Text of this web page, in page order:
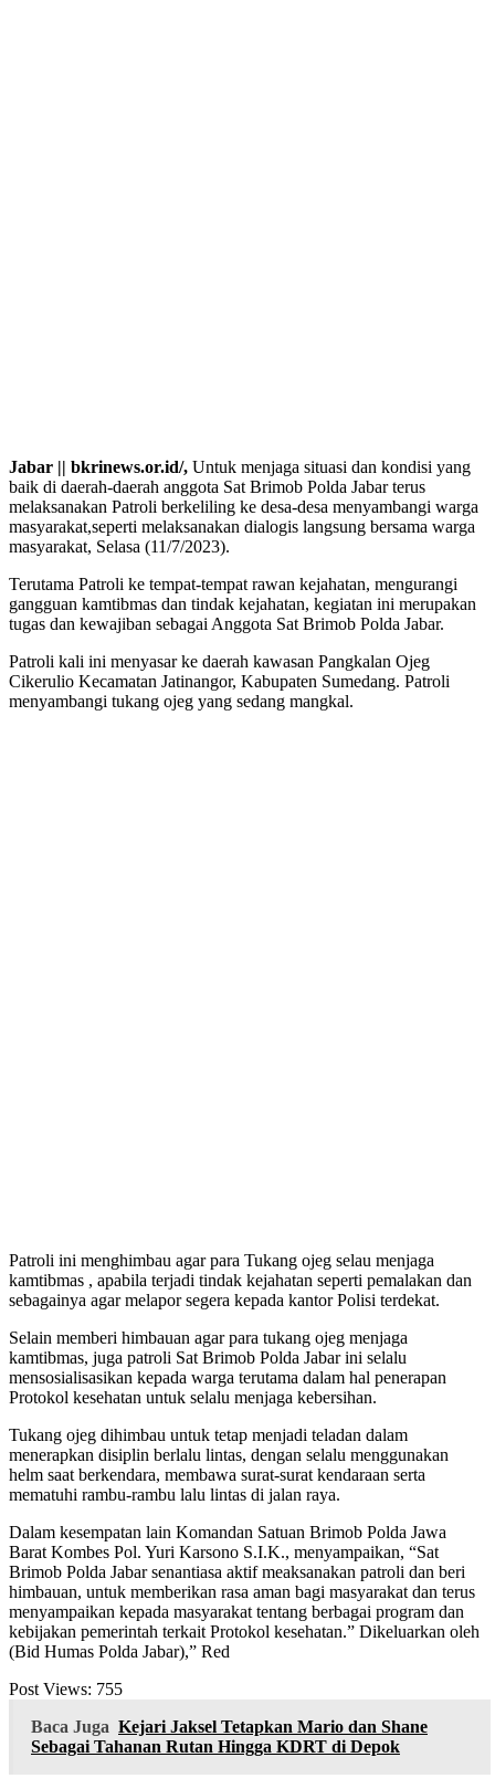
Jabar || bkrinews.or.id/, Untuk menjaga situasi dan kondisi yang
baik di daerah-daerah anggota Sat Brimob Polda Jabar terus
melaksanakan Patroli berkeliling ke desa-desa menyambangi warga
masyarakat,seperti melaksanakan dialogis langsung bersama warga
masyarakat, Selasa (11/7/2023).
Terutama Patroli ke tempat-tempat rawan kejahatan, mengurangi
gangguan kamtibmas dan tindak kejahatan, kegiatan ini merupakan
tugas dan kewajiban sebagai Anggota Sat Brimob Polda Jabar.
Patroli kali ini menyasar ke daerah kawasan Pangkalan Ojeg
Cikerulio Kecamatan Jatinangor, Kabupaten Sumedang. Patroli
menyambangi tukang ojeg yang sedang mangkal.
Patroli ini menghimbau agar para Tukang ojeg selau menjaga
kamtibmas , apabila terjadi tindak kejahatan seperti pemalakan dan
sebagainya agar melapor segera kepada kantor Polisi terdekat.
Selain memberi himbauan agar para tukang ojeg menjaga
kamtibmas, juga patroli Sat Brimob Polda Jabar ini selalu
mensosialisasikan kepada warga terutama dalam hal penerapan
Protokol kesehatan untuk selalu menjaga kebersihan.
Tukang ojeg dihimbau untuk tetap menjadi teladan dalam
menerapkan disiplin berlalu lintas, dengan selalu menggunakan
helm saat berkendara, membawa surat-surat kendaraan serta
mematuhi rambu-rambu lalu lintas di jalan raya.
Dalam kesempatan lain Komandan Satuan Brimob Polda Jawa
Barat Kombes Pol. Yuri Karsono S.I.K., menyampaikan, “Sat
Brimob Polda Jabar senantiasa aktif meaksanakan patroli dan beri
himbauan, untuk memberikan rasa aman bagi masyarakat dan terus
menyampaikan kepada masyarakat tentang berbagai program dan
kebijakan pemerintah terkait Protokol kesehatan.” Dikeluarkan oleh
(Bid Humas Polda Jabar),” Red
Post Views: 755
Baca Juga Kejari Jaksel Tetapkan Mario dan Shane
Sebagai Tahanan Rutan Hingga KDRT di Depok